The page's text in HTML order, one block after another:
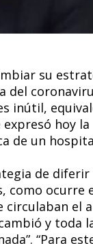
su
del
inútil,
expresó hoy
de un
de
como ocurre
el
y toda
“Para